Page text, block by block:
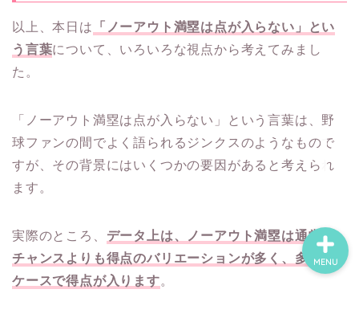
以上、本日は 「ノーアウト満塁は点が入らない」とい
う言葉について、いろいろな視点から考えてみまし
た。
「ノーアウト満塁は点が入らない」という言葉は、野
球ファンの間でよく語られるジンクスのようなもので
すが、その背景にはいくつかの要因があると考えられ
ます。
実際のところ、 データ上は、ノーアウト満塁は通常の
チャンスよりも得点のバリエーションが多く、多くの
ケースで得点が入ります。
MENU
Privacy Policy
Contact
Sitemap